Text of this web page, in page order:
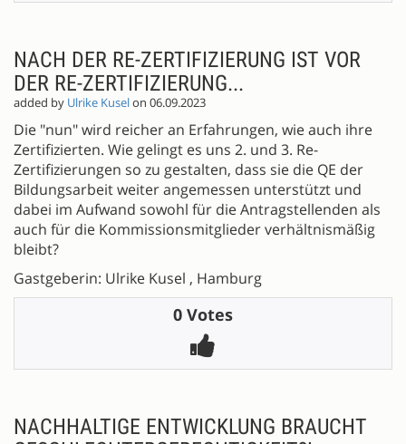
NACH DER RE-ZERTIFIZIERUNG IST VOR
DER RE-ZERTIFIZIERUNG...
added by Ulrike Kuselon 06.09.2023
Die "nun" wird reicher an Erfahrungen, wie auch ihre
Zertifizierten. Wie gelingt es uns 2. und 3. Re-
Zertifizierungen so zu gestalten, dass sie die QE der
Bildungsarbeit weiter angemessen unterstützt und
dabei im Aufwand sowohl für die Antragstellenden als
auch für die Kommissionsmitglieder verhältnismäßig
bleibt?
Gastgeberin: Ulrike Kusel , Hamburg
0 Votes
NACHHALTIGE ENTWICKLUNG BRAUCHT